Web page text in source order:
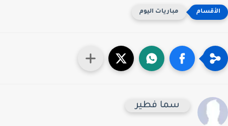
مباريات اليوم
سما فطير